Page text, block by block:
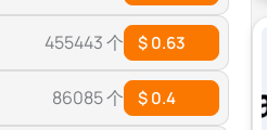
455443 个 $ 0.63
86085 个 $ 0.4